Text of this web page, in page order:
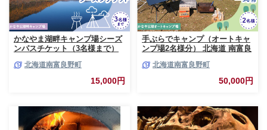
かなやま湖畔キャンプ場シーズ
ンパスチケット（3名様まで）
なやま湖 宿泊券 入場券 シーズ
北海道南富良野町
15,000円
手ぶらでキャンプ（オートキャ
ンプ場2名様分） 北海道 南富良
かなやま湖 宿泊券 チケット 入
場券 体験チケット ドックラン
北海道南富良野町
50,000円